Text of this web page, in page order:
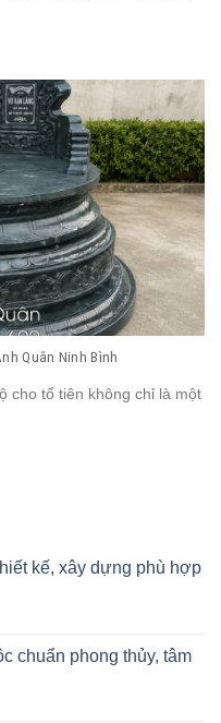
Quân Ninh Bình
cho tổ tiên không chỉ là một
kế, xây dựng phù hợp
chuẩn phong thủy, tâm